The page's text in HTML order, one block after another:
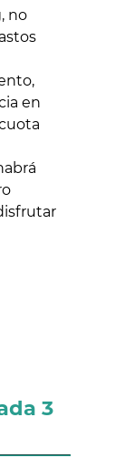
no
en
3